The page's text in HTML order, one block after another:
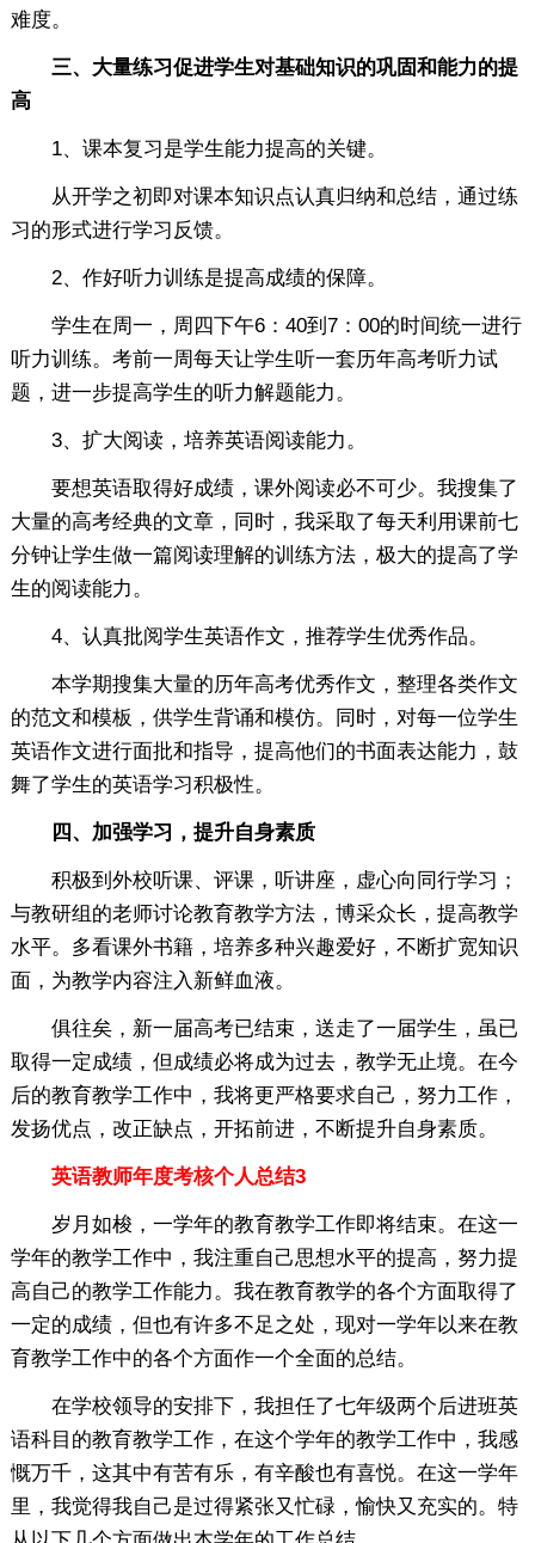
难度。
三、大量练习促进学生对基础知识的巩固和能力的提
高
1、课本复习是学生能力提高的关键。
从开学之初即对课本知识点认真归纳和总结，通过练
习的形式进行学习反馈。
2、作好听力训练是提高成绩的保障。
学生在周一，周四下午6：40到7：00的时间统一进行
听力训练。考前一周每天让学生听一套历年高考听力试
题，进一步提高学生的听力解题能力。
3、扩大阅读，培养英语阅读能力。
要想英语取得好成绩，课外阅读必不可少。我搜集了
大量的高考经典的文章，同时，我采取了每天利用课前七
分钟让学生做一篇阅读理解的训练方法，极大的提高了学
生的阅读能力。
4、认真批阅学生英语作文，推荐学生优秀作品。
本学期搜集大量的历年高考优秀作文，整理各类作文
的范文和模板，供学生背诵和模仿。同时，对每一位学生
英语作文进行面批和指导，提高他们的书面表达能力，鼓
舞了学生的英语学习积极性。
四、加强学习，提升自身素质
积极到外校听课、评课，听讲座，虚心向同行学习；
与教研组的老师讨论教育教学方法，博采众长，提高教学
水平。多看课外书籍，培养多种兴趣爱好，不断扩宽知识
面，为教学内容注入新鲜血液。
俱往矣，新一届高考已结束，送走了一届学生，虽已
取得一定成绩，但成绩必将成为过去，教学无止境。在今
后的教育教学工作中，我将更严格要求自己，努力工作，
发扬优点，改正缺点，开拓前进，不断提升自身素质。
英语教师年度考核个人总结3
岁月如梭，一学年的教育教学工作即将结束。在这一
学年的教学工作中，我注重自己思想水平的提高，努力提
高自己的教学工作能力。我在教育教学的各个方面取得了
一定的成绩，但也有许多不足之处，现对一学年以来在教
育教学工作中的各个方面作一个全面的总结。
在学校领导的安排下，我担任了七年级两个后进班英
语科目的教育教学工作，在这个学年的教学工作中，我感
慨万千，这其中有苦有乐，有辛酸也有喜悦。在这一学年
里，我觉得我自己是过得紧张又忙碌，愉快又充实的。特